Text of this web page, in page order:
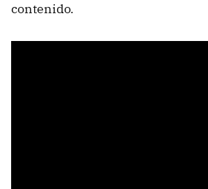
contenido.